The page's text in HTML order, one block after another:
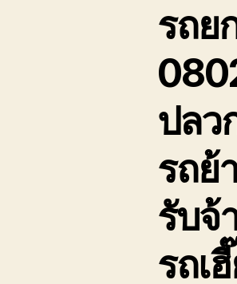
รถย
ปลว
รถย้
รับจ้
รถเ